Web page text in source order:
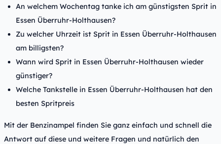
An welchem Wochentag tanke ich am günstigsten Sprit in
Essen Überruhr-Holthausen?
Zu welcher Uhrzeit ist Sprit in Essen Überruhr-Holthausen
am billigsten?
Wann wird Sprit in Essen Überruhr-Holthausen wieder
günstiger?
Welche Tankstelle in Essen Überruhr-Holthausen hat den
besten Spritpreis
Mit der Benzinampel finden Sie ganz einfach und schnell die
Antwort auf diese und weitere Fragen und natürlich den